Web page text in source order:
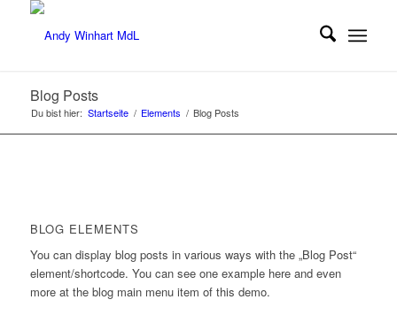
Blog Posts
Du bist hier: Startseite / Elements / Blog Posts
BLOG ELEMENTS
You can display blog posts in various ways with the „Blog Post“
element/shortcode. You can see one example here and even
more at the blog main menu item of this demo.